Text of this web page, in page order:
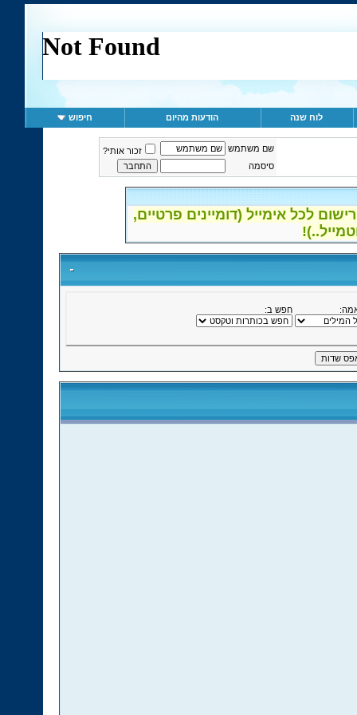
לוח שנה הודעות מהיום חיפוש
שם משתמש
זכור אותי?
סיסמה
לכל אימייל (דומיינים פרטיים,
חפש ב: